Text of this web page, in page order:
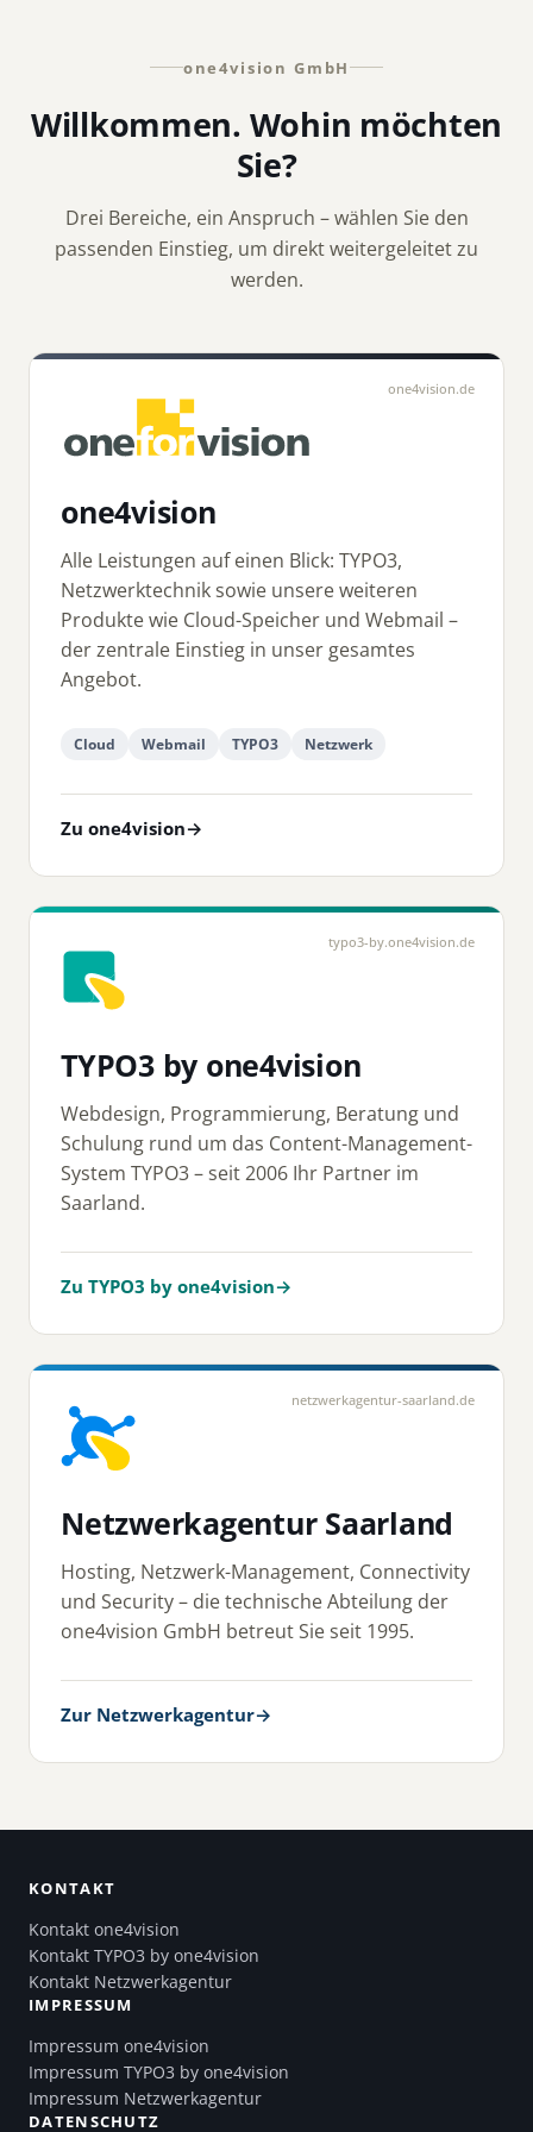
one4vision GmbH
Willkommen. Wohin möchten
Sie?
Drei Bereiche, ein Anspruch – wählen Sie den
passenden Einstieg, um direkt weitergeleitet zu
werden.
one4vision.de
one4vision
Alle Leistungen auf einen Blick: TYPO3,
Netzwerktechnik sowie unsere weiteren
Produkte wie Cloud-Speicher und Webmail –
der zentrale Einstieg in unser gesamtes
Angebot.
Cloud Webmail TYPO3 Netzwerk
Zu one4vision→
typo3-by.one4vision.de
TYPO3 by one4vision
Webdesign, Programmierung, Beratung und
Schulung rund um das Content-Management-
System TYPO3 – seit 2006 Ihr Partner im
Saarland.
Zu TYPO3 by one4vision→
netzwerkagentur-saarland.de
Netzwerkagentur Saarland
Hosting, Netzwerk-Management, Connectivity
und Security – die technische Abteilung der
one4vision GmbH betreut Sie seit 1995.
Zur Netzwerkagentur→
KONTAKT
Kontakt one4vision
Kontakt TYPO3 by one4vision
Kontakt Netzwerkagentur
IMPRESSUM
Impressum one4vision
Impressum TYPO3 by one4vision
Impressum Netzwerkagentur
DATENSCHUTZ